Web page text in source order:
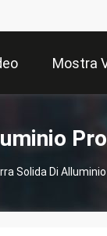
Mostra
Solida Di